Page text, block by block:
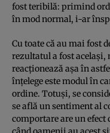
fost teribilă: primind
în mod normal, i-ar
Cu toate că au mai fost
rezultatul a fost acelaşi,
reacţionează aşa în
înţelege este modul în
ordine. Totuşi, se
se află un sentiment al
comportare are un